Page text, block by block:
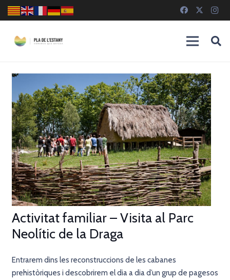
Activitat familiar – Visita al Parc
Neolític de la Draga
Entrarem dins les reconstruccions de les cabanes
prehistòriques i descobrirem el dia a dia d’un grup de pagesos